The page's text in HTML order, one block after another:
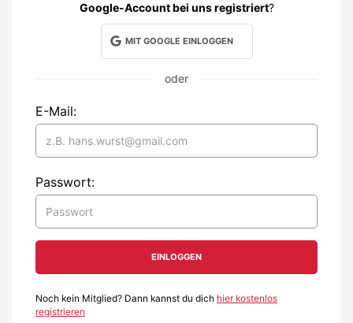
Google-Account bei uns registriert?
MIT GOOGLE EINLOGGEN
oder
E-Mail:
Passwort:
Noch kein Mitglied? Dann kannst du dich hier kostenlos
registrieren